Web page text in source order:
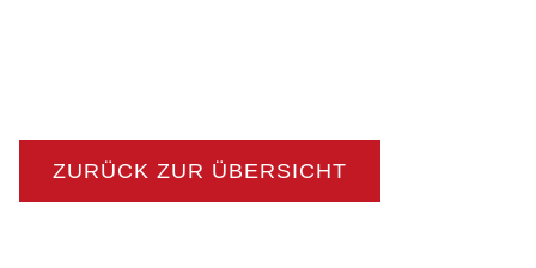
ZURÜCK ZUR ÜBERSICHT